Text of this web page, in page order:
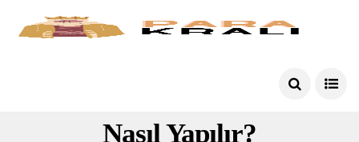
Yabancılarda Adres Değişikliği
Nasıl Yapılır?